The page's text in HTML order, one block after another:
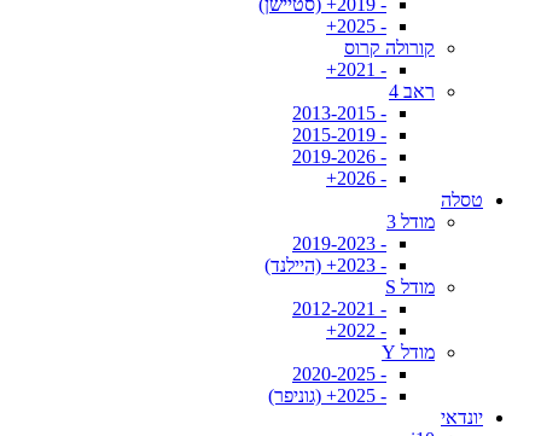
- 2019+ (סטיישן)
- 2025+
קורולה קרוס
- 2021+
ראב 4
- 2013-2015
- 2015-2019
- 2019-2026
- 2026+
טסלה
מודל 3
- 2019-2023
- 2023+ (היילנד)
מודל S
- 2012-2021
- 2022+
מודל Y
- 2020-2025
- 2025+ (גוניפר)
יונדאי